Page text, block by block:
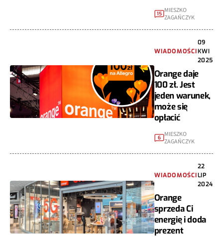
15 MIESZKO
ZAGAŃCZYK
WIADOMOŚCI
09
KWI
2025
Orange daje
100 zł. Jest
jeden warunek,
może się
opłacić
6 MIESZKO
ZAGAŃCZYK
WIADOMOŚCI
22
LIP
2024
Orange
sprzeda Ci
energię i doda
prezent